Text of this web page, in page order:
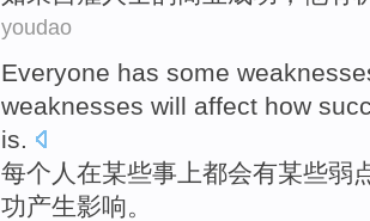
youdao
Everyone has some
weaknesses will affect how
is.
每个 人 在某些事上都会有某些弱
功产生影响 。